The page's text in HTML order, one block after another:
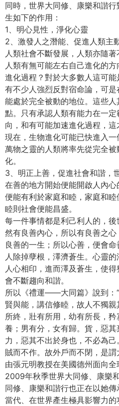
同時，世界大同修、康樂和諧
生如下的作用：
1、明心見性，淨化心靈
2、激發人之潛能、促進人類主
人類社會不斷發展，人類亦隨著
人類有無可能左右自己進化的
進化過程？對於大多數人這可能
有不少人強烈反對宿命論，可
能處於完全被動的地位。這些
點。只有承認人類有能力在一
向，和有可能加速進化過程，這
現在，生物進化可能已快進入
萬物之靈的人類將率先從完全
化。
3、明正上善，促進社會和諧，
在善的地方開始便能開啟人內
便能有利於家庭和睦，家庭和
睦則社會便能昌盛。
每一件事情都是利己利人的，
然有良善內心，所以有良善之
良善的一生；所以心善，便會
人除掉孽根，澤濟蒼生。心靈的
人心相印，進而澤及蒼生，使
會不斷趨向和諧。
所以《禮運——大同篇》說到：
賢與能，講信修睦，故人不獨
所終，壯有所用，幼有所長，
養；男有分，女有歸。貨，惡其
力，惡其不出於身也，不必為
賊而不作。故外戶而不閉，是謂
由張元明教授在美國德州面向
2009年秋季世界大同修、康樂
同修、康樂和諧行也正在以她
當代、在世界產生極具影響力